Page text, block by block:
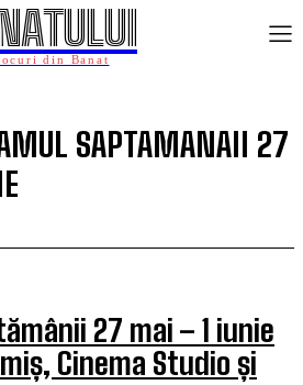
din Banat
SAPTAMANAII 27
27 mai – 1 iunie
Cinema Studio și